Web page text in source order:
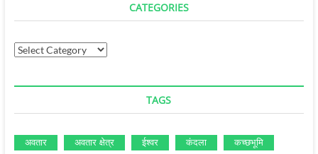
CATEGORIES
Categories
TAGS
अवतार अवतार क्षेत्र ईश्‍वर कंदला कच्‍छभूमि